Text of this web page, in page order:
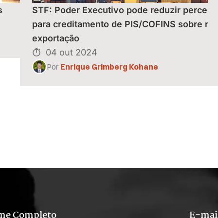
STF: Poder Executivo pode reduzir
para creditamento de PIS/COFINS sobre
exportação
04 out 2024
Por Enrique Grimberg Kohane